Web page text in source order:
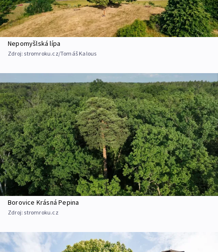
Nepomyšlská lípa
Zdroj: stromroku.cz/Tomáš Kalous
Borovice Krásná Pepina
Zdroj: stromroku.cz